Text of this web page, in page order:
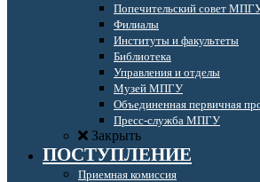
Попечительский совет
Филиалы
Институты и факультеты
Библиотека
Управления и отделы
Музей МПГУ
Объединенная первичная
Пресс-служба МПГУ
Закрыть
ПОСТУПЛЕНИЕ
Приемная комиссия